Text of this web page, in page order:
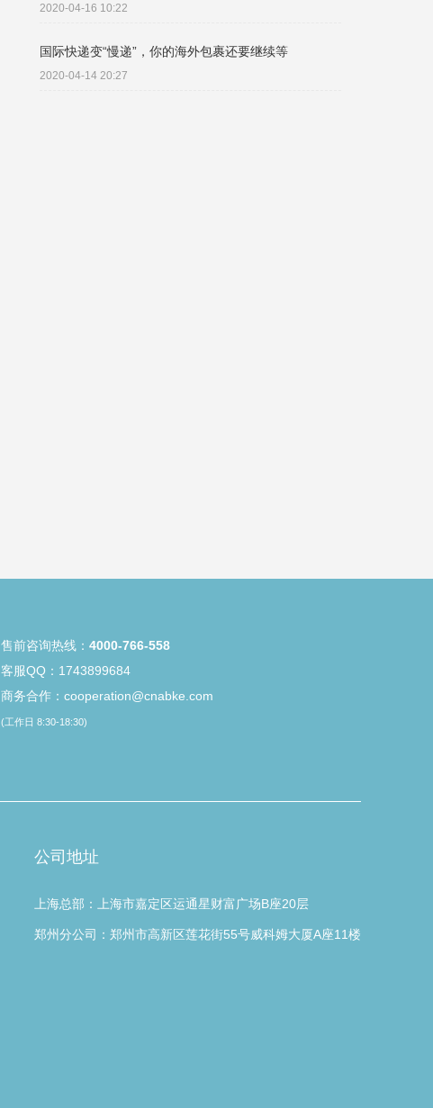
2020-04-16 10:22
国际快递变“慢递”，你的海外包裹还要继续等
2020-04-14 20:27
售前咨询热线： 4000-766-558
客服QQ：1743899684
商务合作：cooperation@cnabke.com
(工作日 8:30-18:30)
公司地址
上海总部：上海市嘉定区运通星财富广场B座20层
郑州分公司：郑州市高新区莲花街55号威科姆大厦A座11楼